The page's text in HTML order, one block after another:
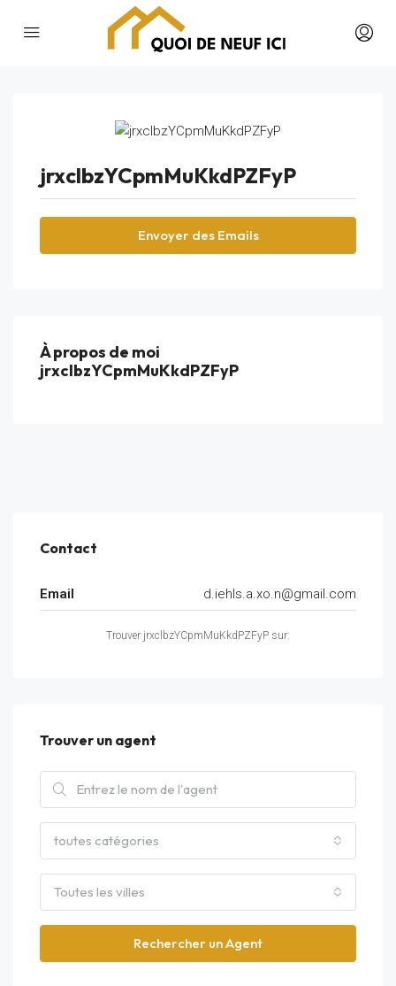
jrxclbzYCpmMuKkdPZFyP
Envoyer des Emails
À propos de moi
jrxclbzYCpmMuKkdPZFyP
Contact
Email d.iehls.a.xo.n@gmail.com
Trouver jrxclbzYCpmMuKkdPZFyP sur:
Trouver un agent
toutes catégories
Toutes les villes
Rechercher un Agent